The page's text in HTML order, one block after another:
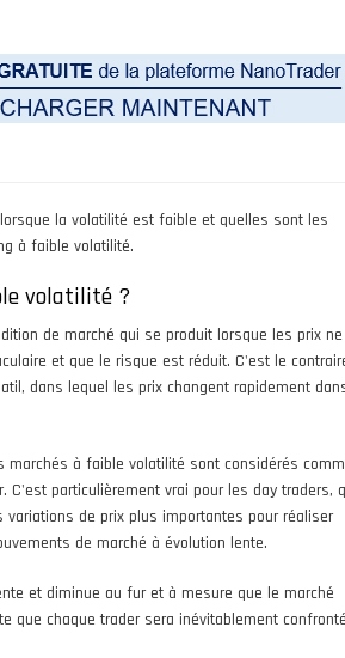
la volatilité est faible et quelles sont les
à faible volatilité.
volatilité ?
de marché qui se produit lorsque les prix ne
et que le risque est réduit. C'est le
dans lequel les prix changent rapidement
marchés à faible volatilité sont considérés
C'est particulièrement vrai pour les day traders,
variations de prix plus importantes pour réaliser
de marché à évolution lente.
et diminue au fur et à mesure que le marché
que chaque trader sera inévitablement